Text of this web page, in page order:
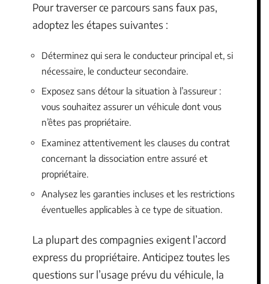
Pour traverser ce parcours sans faux pas,
adoptez les étapes suivantes :
Déterminez qui sera le conducteur principal et, si
nécessaire, le conducteur secondaire.
Exposez sans détour la situation à l’assureur :
vous souhaitez assurer un véhicule dont vous
n’êtes pas propriétaire.
Examinez attentivement les clauses du contrat
concernant la dissociation entre assuré et
propriétaire.
Analysez les garanties incluses et les restrictions
éventuelles applicables à ce type de situation.
La plupart des compagnies exigent l’accord
express du propriétaire. Anticipez toutes les
questions sur l’usage prévu du véhicule, la